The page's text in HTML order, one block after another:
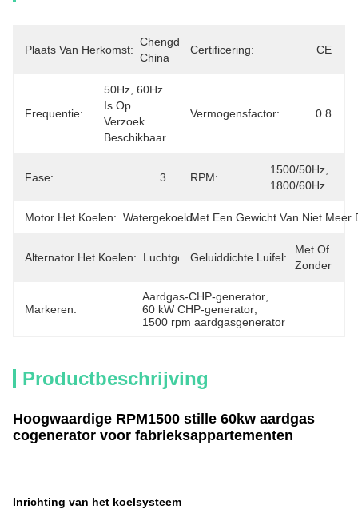
Plaats Van Herkomst:
Chengdu,
China
Certificering: CE
Frequentie:
50Hz, 60Hz
Is Op
Verzoek
Beschikbaar
Vermogensfactor: 0.8
Fase: 3 RPM:
1500/50Hz,
1800/60Hz
Motor Het Koelen: WatergekoeldMet Een Gewicht Van Niet Meer
Alternator Het Koelen: LuchtgekoeldGeluiddichte Luifel:
Met Of
Zonder
Markeren:
Aardgas-CHP-generator
60 kW CHP-generator
1500 rpm aardgasgenerator
Productbeschrijving
Hoogwaardige RPM1500 stille 60kw aardgas
cogenerator voor fabrieksappartementen
Inrichting van het koelsysteem